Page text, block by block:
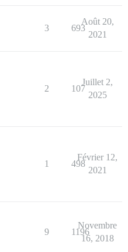
3 693
Août 20,
2021
2 107
Juillet 2,
2025
1 498
Février 12,
2021
9 1196
Novembre
16, 2018